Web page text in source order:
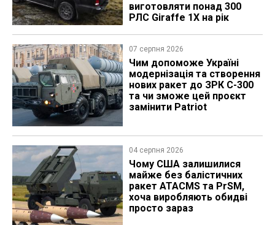
виготовляти понад 300
РЛС Giraffe 1X на рік
07 серпня 2026
Чим допоможе Україні
модернізація та створення
нових ракет до ЗРК С-300
та чи зможе цей проєкт
замінити Patriot
04 серпня 2026
Чому США залишилися
майже без балістичних
ракет ATACMS та PrSM,
хоча виробляють обидві
просто зараз